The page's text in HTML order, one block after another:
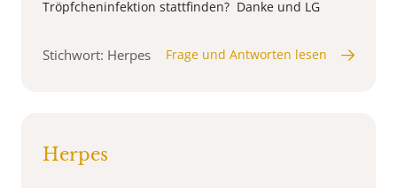
Tröpfcheninfektion stattfinden? Danke und LG
Stichwort: Herpes Frage und Antworten lesen
Herpes